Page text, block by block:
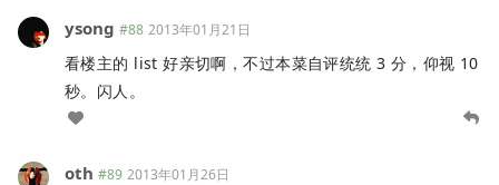
ysong #88 2013年01月21日
看楼主的 list 好亲切啊，不过本菜自评统统 3 分，仰视 10
秒。闪人。
oth #89 2013年01月26日